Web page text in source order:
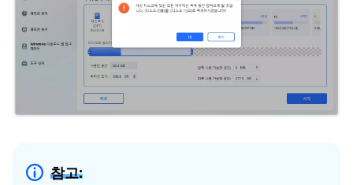
참고: